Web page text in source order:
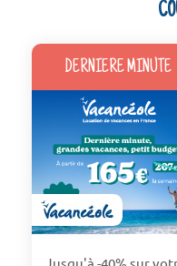
DERNIERE MINUTE